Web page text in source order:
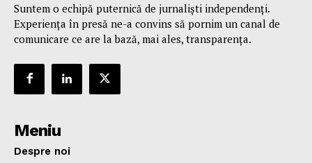
Suntem o echipă puternică de jurnaliști independenți.
Experiența în presă ne-a convins să pornim un canal de
comunicare ce are la bază, mai ales, transparența.
Meniu
Despre noi